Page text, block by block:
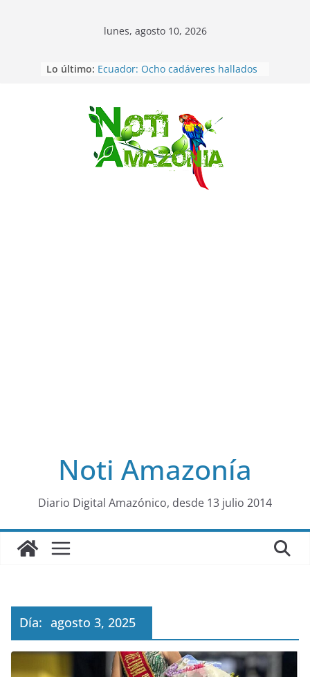
Saltar
al
lunes, agosto 10, 2026
Lo último: Ecuador: Ocho cadáveres hallados
atrajo a miles de personas en la
edición 2026 (video)
Pastaza: Fiscal no emite cargos
contra hombre de 50años que
mantenía relacion de «noviazgo»
con una menor de10 años en
Noti Amazonía
Diario Digital Amazónico, desde 13 julio 2014
Día: agosto 3, 2025